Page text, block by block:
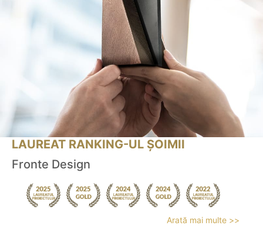
LAUREAT RANKING-UL ȘOIMII
Fronte Design
Arată mai multe >>